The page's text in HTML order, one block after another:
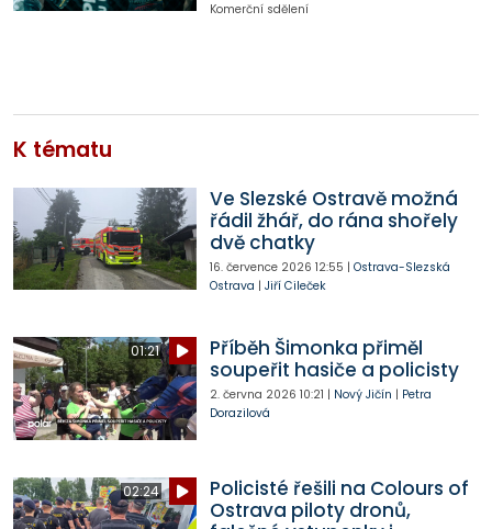
Komerční sdělení
K tématu
Ve Slezské Ostravě možná
řádil žhář, do rána shořely
dvě chatky
16. července 2026 12:55 | Ostrava-Slezská
Ostrava | Jiří Cileček
01:21
Příběh Šimonka přiměl
soupeřit hasiče a policisty
2. června 2026 10:21 | Nový Jičín | Petra
Dorazilová
02:24
Policisté řešili na Colours of
Ostrava piloty dronů,